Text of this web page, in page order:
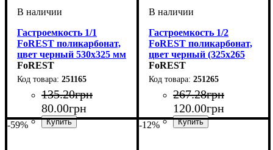
Гастроемкость 1/1
FoREST поликарбонат,
цвет черный 530x325 мм
65 мм
FoREST
251165
135.20грн
80.00грн
Гастроемкость 1/2
FoREST поликарбонат,
цвет черный (325x265
мм, h65 мм)
FoREST
251265
267.28грн
120.00грн
-59% -12%